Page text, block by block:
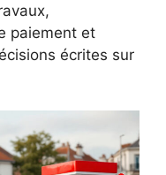
paiement et
écrites sur